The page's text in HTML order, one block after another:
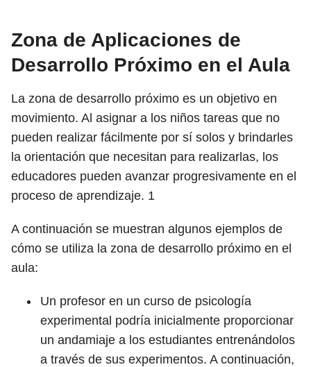
Zona de Aplicaciones de
Desarrollo Próximo en el Aula
La zona de desarrollo próximo es un objetivo en
movimiento. Al asignar a los niños tareas que no
pueden realizar fácilmente por sí solos y brindarles
la orientación que necesitan para realizarlas, los
educadores pueden avanzar progresivamente en el
proceso de aprendizaje. 1
A continuación se muestran algunos ejemplos de
cómo se utiliza la zona de desarrollo próximo en el
aula:
Un profesor en un curso de psicología
experimental podría inicialmente proporcionar
un andamiaje a los estudiantes entrenándolos
a través de sus experimentos. A continuación,